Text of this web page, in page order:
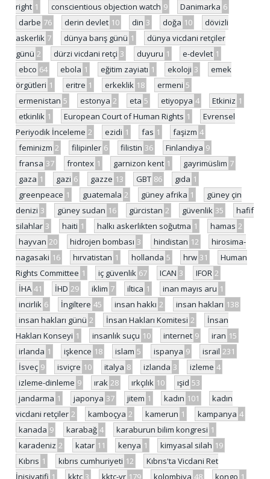
right 1 conscientious objection watch 9 Danimarka 6
darbe 76 derin devlet 10 din 3 doğa 10
dövizli
askerlik 7 dünya barış günü 1
dünya vicdani retçiler
günü 2 dürzi vicdani retçi 3 duyuru 1 e-devlet 1
ebco 64 ebola 1 eğitim zayiatı 1 ekoloji 3
emek
örgütleri 1 eritre 1 erkeklik 18 ermeni 5
ermenistan 5 estonya 2 eta 5 etiyopya 4 Etkiniz 1
etkinlik 1 European Court of Human Rights 1
Evrensel
Periyodik İnceleme 2 ezidi 1 fas 1 faşizm 4
feminizm 2 filipinler 6 filistin 36 Finlandiya 9
fransa 37 frontex 1 garnizon kent 1 gayrimüslim 7
gaza 1 gazi 6 gazze 13 GBT 86 gıda 1
greenpeace 1 guatemala 2 güney afrika 1
güney çin
denizi 3 güney sudan 16 gürcistan 2 güvenlik 35
hafif
silahlar 3 haiti 1 halkı askerlikten soğutma 1 hamas 2
hayvan 20 hidrojen bombası 3 hindistan 12
hirosima-
nagasaki 16 hırvatistan 1 hollanda 5 hrw 31
Human
Rights Committee 1 iç güvenlik 67 ICAN 3 IFOR 2
İHA 41 İHD 29 iklim 7 iltica 1 inan mayıs aru 1
incirlik 6 İngiltere 45 insan hakkı 2 insan hakları 138
insan hakları günü 2 İnsan Hakları Komitesi 2
İnsan
Hakları Konseyi 1 insanlık suçu 10 internet 9 iran 15
irlanda 1 işkence 18 islam 5 ispanya 9 israil 231
İsveç 9 isviçre 10 italya 8 izlanda 3 izleme 4
izleme-dinleme 9 ırak 28 ırkçılık 10 ışid 53
jandarma 1 japonya 37 jitem 1 kadın 101
kadın
vicdani retçiler 2 kamboçya 2 kamerun 1 kampanya 4
kanada 9 karabağ 4 karaburun bilim kongresi 1
karadeniz 2 katar 11 kenya 1 kimyasal silah 19
Kıbrıs 1 kıbrıs cumhuriyeti 12
Kıbrıs'ta Vicdani Ret
İnisiyatifi 1 kktc 3 kktc-vr 179 kolombiya 48 kongo 1